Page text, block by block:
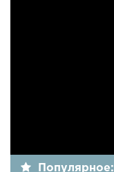
Популярное: